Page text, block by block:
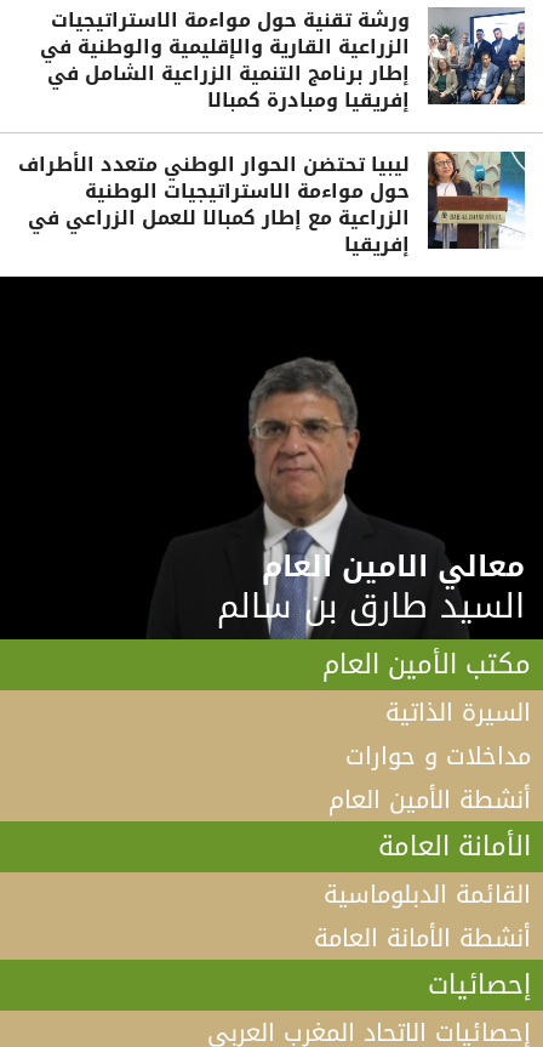
ورشة تقنية حول مواءمة الاستراتيجيات
الزراعية القارية والإقليمية والوطنية في
إطار برنامج التنمية الزراعية الشامل في
إفريقيا ومبادرة كمبالا
ليبيا تحتضن الحوار الوطني متعدد الأطراف
حول مواءمة الاستراتيجيات الوطنية
الزراعية مع إطار كمبالا للعمل الزراعي في
إفريقيا
معالي الامين العام
السيد طارق بن سالم
مكتب الأمين العام
السيرة الذاتية
مداخلات و حوارات
أنشطة الأمين العام
الأمانة العامة
القائمة الدبلوماسية
أنشطة الأمانة العامة
إحصائيات
إحصائيات الاتحاد المغرب العربي